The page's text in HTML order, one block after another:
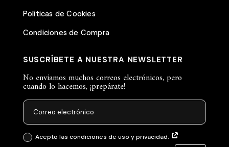
Políticas de Cookies
Condiciones de Compra
SUSCRÍBETE A NUESTRA NEWSLETTER
No enviamos muchos correos electrónicos, pero
cuando lo hacemos, ¡prepárate!
Acepto las condiciones de uso y privacidad.